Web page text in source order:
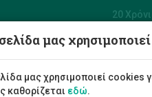
20
μας
μας χρησιμοποιεί cookies
καθορίζεται εδώ.